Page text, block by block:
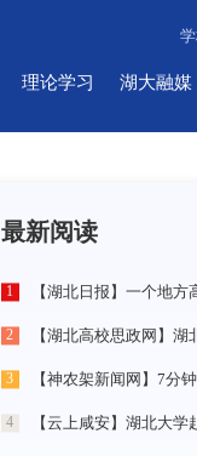
理论学习 湖大融媒
最新阅读
1
2
3 【神农架新闻网】7分
4